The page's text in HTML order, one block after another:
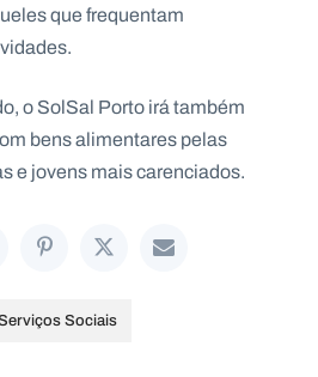
que frequentam
o SolSal Porto irá também
bens alimentares pelas
e jovens mais carenciados.
Sociais